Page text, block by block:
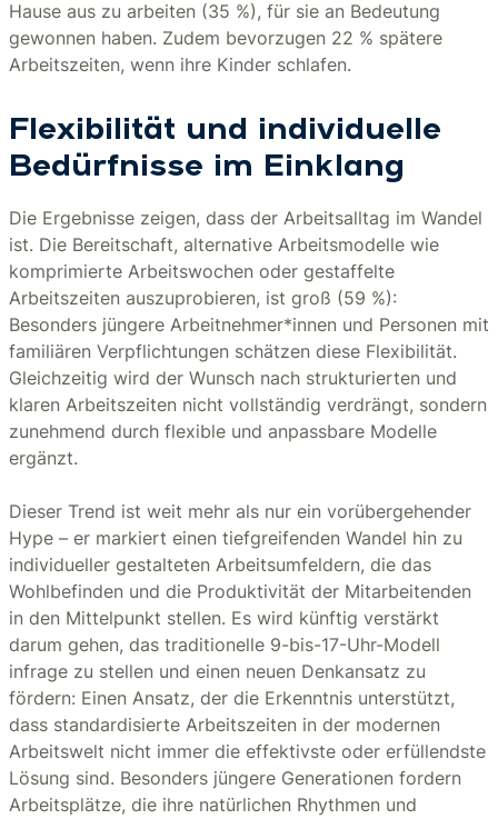
Hause aus zu arbeiten (35 %), für sie an Bedeutung
gewonnen haben. Zudem bevorzugen 22 % spätere
Arbeitszeiten, wenn ihre Kinder schlafen.
Flexibilität und individuelle
Bedürfnisse im Einklang
Die Ergebnisse zeigen, dass der Arbeitsalltag im Wandel
ist. Die Bereitschaft, alternative Arbeitsmodelle wie
komprimierte Arbeitswochen oder gestaffelte
Arbeitszeiten auszuprobieren, ist groß (59 %):
Besonders jüngere Arbeitnehmer*innen und Personen mit
familiären Verpflichtungen schätzen diese Flexibilität.
Gleichzeitig wird der Wunsch nach strukturierten und
klaren Arbeitszeiten nicht vollständig verdrängt, sondern
zunehmend durch flexible und anpassbare Modelle
ergänzt.
Dieser Trend ist weit mehr als nur ein vorübergehender
Hype – er markiert einen tiefgreifenden Wandel hin zu
individueller gestalteten Arbeitsumfeldern, die das
Wohlbefinden und die Produktivität der Mitarbeitenden
in den Mittelpunkt stellen. Es wird künftig verstärkt
darum gehen, das traditionelle 9-bis-17-Uhr-Modell
infrage zu stellen und einen neuen Denkansatz zu
fördern: Einen Ansatz, der die Erkenntnis unterstützt,
dass standardisierte Arbeitszeiten in der modernen
Arbeitswelt nicht immer die effektivste oder erfüllendste
Lösung sind. Besonders jüngere Generationen fordern
Arbeitsplätze, die ihre natürlichen Rhythmen und